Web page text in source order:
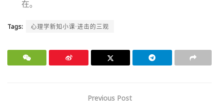
在。
Tags: 心理学新知小课·进击的三观
Previous Post